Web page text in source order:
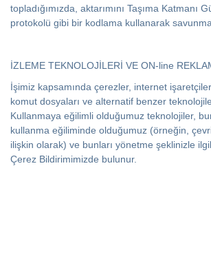
topladığımızda, aktarımını Taşıma Katmanı
protokolü gibi bir kodlama kullanarak
İZLEME TEKNOLOJİLERİ VE ON-line
İşimiz kapsamında çerezler, internet
komut dosyaları ve alternatif benzer
Kullanmaya eğilimli olduğumuz teknolojiler,
kullanma eğiliminde olduğumuz (örneğin,
ilişkin olarak) ve bunları yönetme şeklinizle
Çerez Bildirimimizde bulunur.